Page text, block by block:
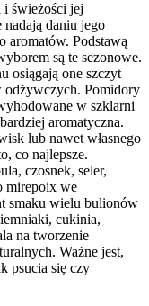
świeżości jej
nadają daniu jego
aromatów. Podstawą
są te sezonowe.
osiągają one szczyt
odżywczych. Pomidory
w szklarni
aromatyczna.
lub nawet własnego
co najlepsze.
czosnek, seler,
mirepoix we
smaku wielu bulionów
cukinia,
na tworzenie
Ważne jest,
psucia się czy